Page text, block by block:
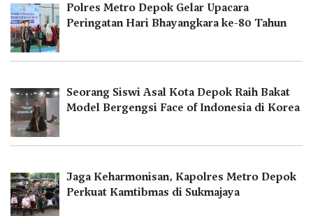
Polres Metro Depok Gelar Upacara
Peringatan Hari Bhayangkara ke-80 Tahun
Seorang Siswi Asal Kota Depok Raih Bakat
Model Bergengsi Face of Indonesia di Korea
Jaga Keharmonisan, Kapolres Metro Depok
Perkuat Kamtibmas di Sukmajaya